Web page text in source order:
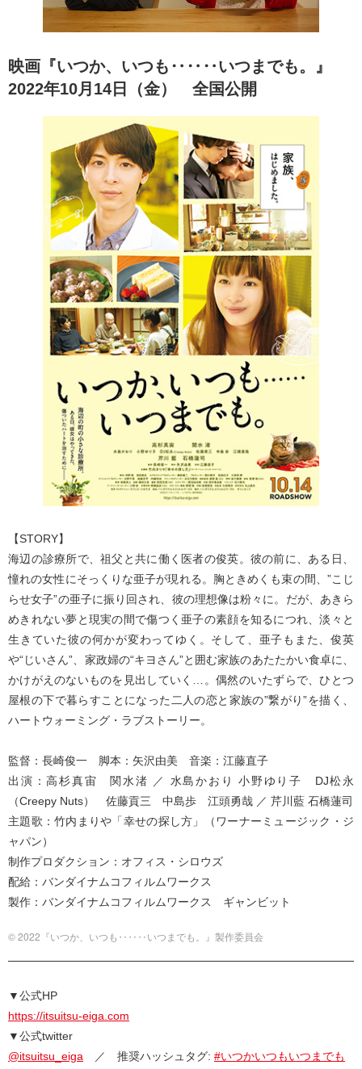
映画『いつか、いつも‥‥‥いつまでも。』
2022年10月14日（金） 全国公開
【STORY】
海辺の診療所で、祖父と共に働く医者の俊英。彼の前に、ある日、
憧れの女性にそっくりな亜子が現れる。胸ときめくも束の間、”こじ
らせ女子”の亜子に振り回され、彼の理想像は粉々に。だが、あきら
めきれない夢と現実の間で傷つく亜子の素顔を知るにつれ、淡々と
生きていた彼の何かが変わってゆく。そして、亜子もまた、俊英
や“じいさん”、家政婦の“キヨさん”と囲む家族のあたたかい食卓に、
かけがえのないものを見出していく…。偶然のいたずらで、ひとつ
屋根の下で暮らすことになった二人の恋と家族の”繋がり”を描く、
ハートウォーミング・ラブストーリー。
監督：長崎俊一 脚本：矢沢由美 音楽：江藤直子
出演：高杉真宙 関水渚 ／ 水島かおり 小野ゆり子 DJ松永
（Creepy Nuts） 佐藤貢三 中島歩 江頭勇哉 ／ 芹川藍 石橋蓮司
主題歌：竹内まりや「幸せの探し方」（ワーナーミュージック・ジ
ャパン）
制作プロダクション：オフィス・シロウズ
配給：バンダイナムコフィルムワークス
製作：バンダイナムコフィルムワークス ギャンビット
© 2022『いつか、いつも‥‥‥いつまでも。』製作委員会
▼公式HP
https://itsuitsu-eiga.com
▼公式twitter
@itsuitsu_eiga ／ 推奨ハッシュタグ: #いつかいつもいつまでも